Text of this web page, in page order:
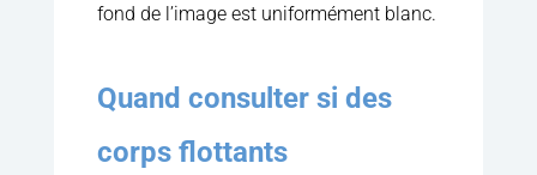
fond de l’image est uniformément blanc.
Quand consulter si des
corps flottants